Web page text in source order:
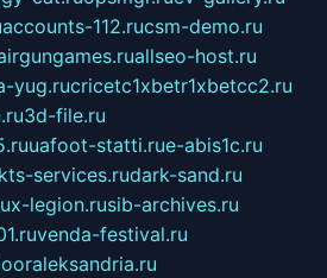
accounts-112.rucsm-demo.ru
allseo-host.ru
yug.rucricetc1xbetr1xbetcc2.ru
3d-file.ru
uafoot-statti.rue-abis1c.ru
kts-services.rudark-sand.ru
x-legion.rusib-archives.ru
venda-festival.ru